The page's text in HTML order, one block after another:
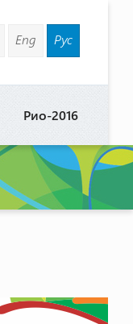
Eng Рус
Рио-2016